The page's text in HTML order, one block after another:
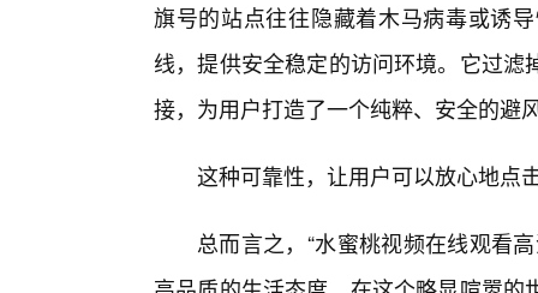
旗号的站点往往隐藏着木马病毒或诱
线，提供安全稳定的访问环境。它过
接，为用户打造了一个纯粹、安全的避
这种可靠性，让用户可以放心地点
总而言之，“水蜜桃视频在线观看